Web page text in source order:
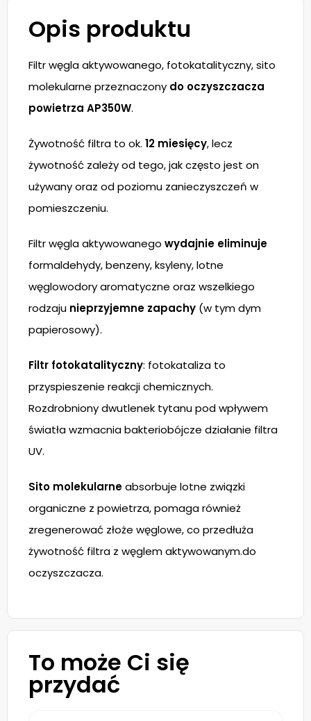
Opis produktu
Filtr węgla aktywowanego, fotokatalityczny, sito
molekularne przeznaczony do oczyszczacza
powietrza AP350W.
Żywotność filtra to ok. 12 miesięcy, lecz
żywotność zależy od tego, jak często jest on
używany oraz od poziomu zanieczyszczeń w
pomieszczeniu.
Filtr węgla aktywowanego wydajnie eliminuje
formaldehydy, benzeny, ksyleny, lotne
węglowodory aromatyczne oraz wszelkiego
rodzaju nieprzyjemne zapachy (w tym dym
papierosowy).
Filtr fotokatalityczny: fotokataliza to
przyspieszenie reakcji chemicznych.
Rozdrobniony dwutlenek tytanu pod wpływem
światła wzmacnia bakteriobójcze działanie filtra
UV.
Sito molekularneabsorbuje lotne związki
organiczne z powietrza, pomaga również
zregenerować złoże węglowe, co przedłuża
żywotność filtra z węglem aktywowanym.do
oczyszczacza.
To może Ci się
przydać